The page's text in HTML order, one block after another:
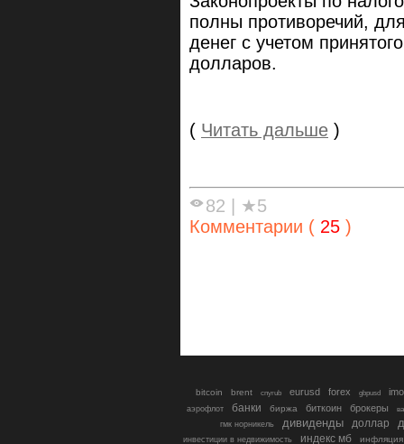
полны противоречий,
денег с учетом
долларов.
( Читать дальше )
82 | ★5
Комментарии ( 25 )
bitcoin brent cnyrub eurusd forex gbpusd
аэрофлот банки биржа биткоин брокеры
гмк норникель
дивиденды доллар
инвестиции в недвижимость индекс мб инфляция